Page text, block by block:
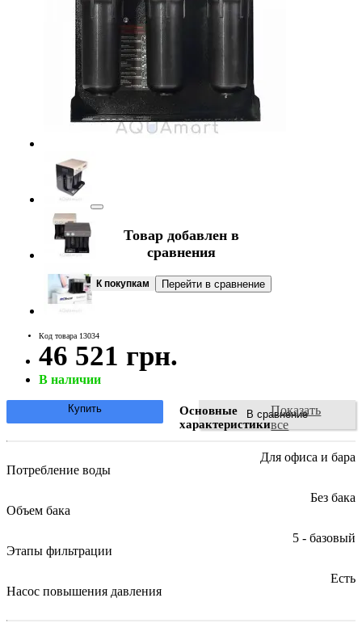
Код товара 13034
46 521 грн.
В наличии
В сравнение
Купить
Основные
характеристики
Показать
все
Потребление воды
Для офиса и бара
Объем бака
Без бака
Этапы фильтрации
5 - базовый
Насос повышения давления
Есть
Товар добавлен в
сравнения
К покупкам Перейти в сравнение